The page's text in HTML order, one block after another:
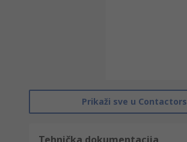
Prikaži sve u Contactors